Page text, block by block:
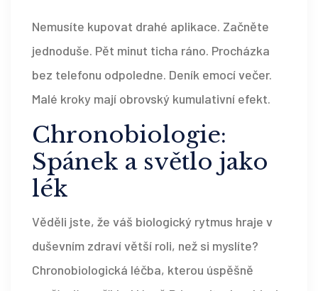
Nemusíte kupovat drahé aplikace. Začněte
jednoduše. Pět minut ticha ráno. Procházka
bez telefonu odpoledne. Deník emocí večer.
Malé kroky mají obrovský kumulativní efekt.
Chronobiologie:
Spánek a světlo jako
lék
Věděli jste, že váš biologický rytmus hraje v
duševním zdraví větší roli, než si myslíte?
Chronobiologická léčba, kterou úspěšně